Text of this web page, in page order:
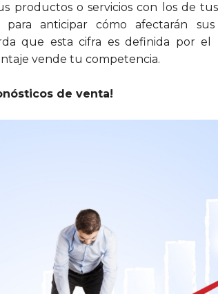
productos o servicios con los de
anticipar cómo afectarán
que esta cifra es definida por
vende tu competencia.
de venta!